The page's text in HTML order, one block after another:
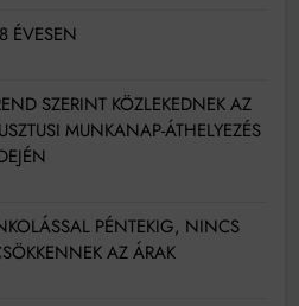
ÉVESEN
SZERINT KÖZLEKEDNEK AZ
MUNKANAP-ÁTHELYEZÉS
PÉNTEKIG, NINCS
AZ ÁRAK